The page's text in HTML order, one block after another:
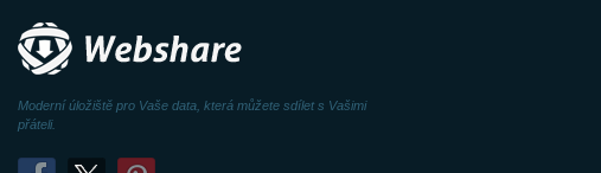
Moderní úložiště pro Vaše data, která můžete sdílet s Vašimi
přáteli.